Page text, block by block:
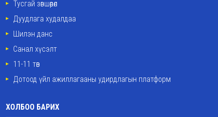
Тусгай зөвшөөрөл
Дуудлага худалдаа
Шилэн данс
Санал хүсэлт
11-11 төв
Дотоод үйл ажиллагааны удирдлагын платформ
ХОЛБОО БАРИХ